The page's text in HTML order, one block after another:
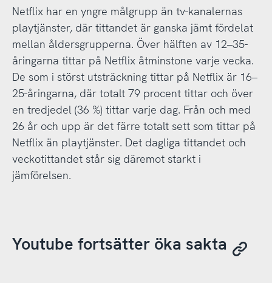
Netflix har en yngre målgrupp än tv-kanalernas
playtjänster, där tittandet är ganska jämt fördelat
mellan åldersgrupperna. Över hälften av 12–35-
åringarna tittar på Netflix åtminstone varje vecka.
De som i störst utsträckning tittar på Netflix är 16–
25-åringarna, där totalt 79 procent tittar och över
en tredjedel (36 %) tittar varje dag. Från och med
26 år och upp är det färre totalt sett som tittar på
Netflix än playtjänster. Det dagliga tittandet och
veckotittandet står sig däremot starkt i
jämförelsen.
Youtube fortsätter öka sakta